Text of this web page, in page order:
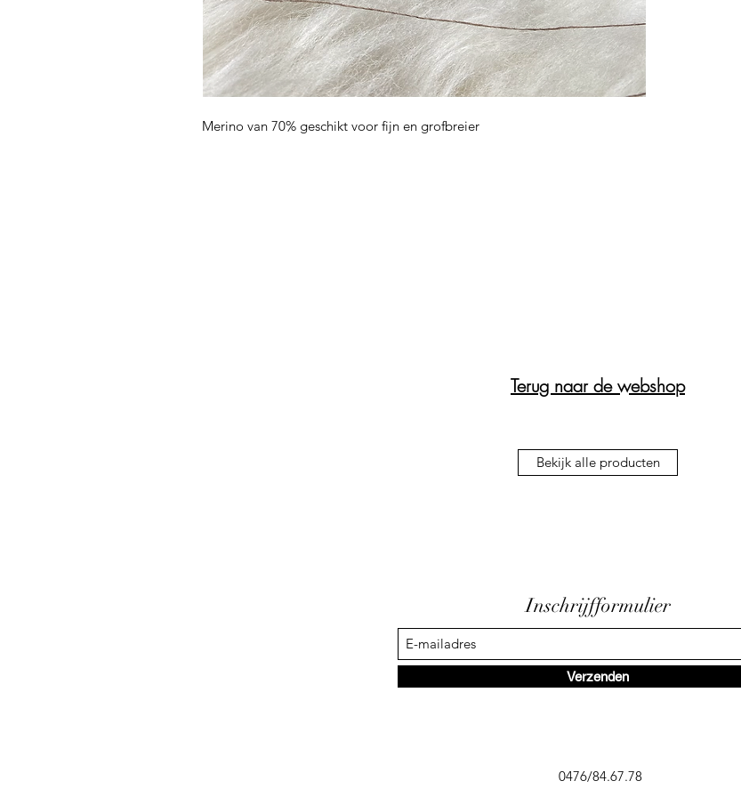
Merino van 70% geschikt voor fijn en grofbreier
Terug naar de webshop
Bekijk alle producten
Inschrijfformulier
Verzenden
0476/84.67.78